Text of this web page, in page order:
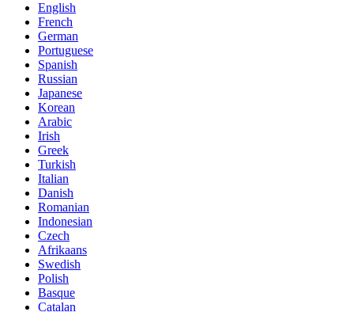
English
French
German
Portuguese
Spanish
Russian
Japanese
Korean
Arabic
Irish
Greek
Turkish
Italian
Danish
Romanian
Indonesian
Czech
Afrikaans
Swedish
Polish
Basque
Catalan